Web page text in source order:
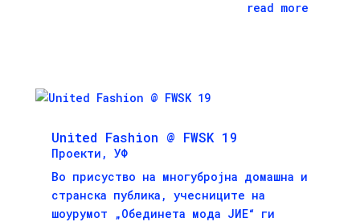
read more
United Fashion @ FWSK 19
Проекти , УФ
Во присуство на многубројна домашна и
странска публика, учесниците на
шоурумот „Обединета мода ЈИЕ“ ги